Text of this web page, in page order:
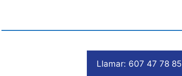
Llamar: 607 47 78 85